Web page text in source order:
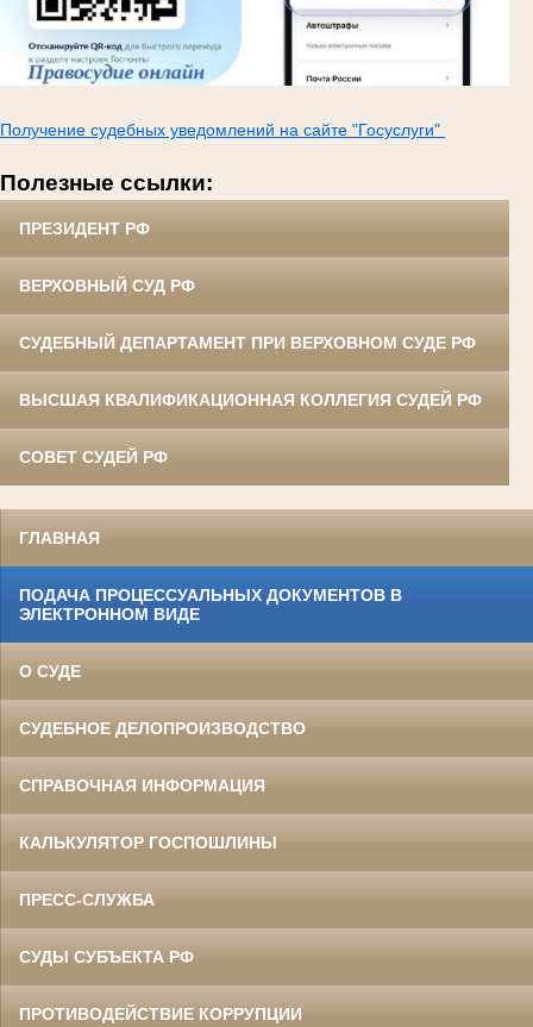
Получение судебных уведомлений на сайте "Госуслуги"
Полезные ссылки:
ПРЕЗИДЕНТ РФ
ВЕРХОВНЫЙ СУД РФ
СУДЕБНЫЙ ДЕПАРТАМЕНТ ПРИ ВЕРХОВНОМ СУДЕ РФ
ВЫСШАЯ КВАЛИФИКАЦИОННАЯ КОЛЛЕГИЯ СУДЕЙ РФ
СОВЕТ СУДЕЙ РФ
ГЛАВНАЯ
ПОДАЧА ПРОЦЕССУАЛЬНЫХ ДОКУМЕНТОВ В
ЭЛЕКТРОННОМ ВИДЕ
О СУДЕ
СУДЕБНОЕ ДЕЛОПРОИЗВОДСТВО
СПРАВОЧНАЯ ИНФОРМАЦИЯ
КАЛЬКУЛЯТОР ГОСПОШЛИНЫ
ПРЕСС-СЛУЖБА
СУДЫ СУБЪЕКТА РФ
ПРОТИВОДЕЙСТВИЕ КОРРУПЦИИ